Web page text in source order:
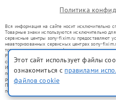
Политика
Вся информация на сайте носит исключительно
Товарные знаки используются исключительно
сервисные центры sony-fixim.ru предоставляют
неавторизованных сервисных центрах sony-
товарных знаков или их официальными
Ремонт осуществляется для устройств, уже
со статьей 1487 ГК РФ.
Использование товарных знаков не преследует
потребителей в заблуждение, а служит для
ремонту техники указанных брендов.
Представленная на сайте информация не
положениями Статьи 437(2) Гражданского кодекса
Этот сайт использует файлы
ознакомиться с правилами
файлов cookie